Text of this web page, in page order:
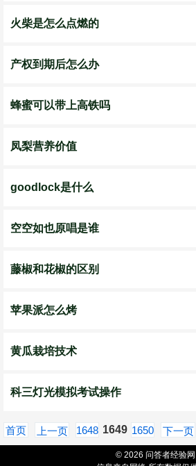
火柴是怎么点燃的
产权到期后怎么办
蜂蜜可以带上高铁吗
凤梨营养价值
goodlock是什么
空空如也原唱是谁
藤椒和花椒的区别
苹果派怎么烤
黄瓜栽培技术
科三灯光模拟考试操作
首页 上一页 1648 1649 1650 下一页
© 2026 问答者经验网